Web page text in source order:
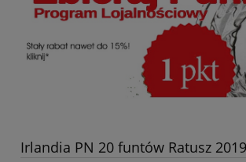
Irlandia PN 20 funtów Ratusz